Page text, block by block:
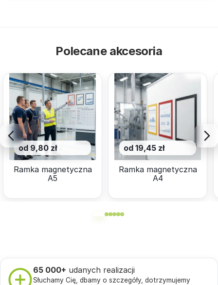
Polecane akcesoria
od 9,80 zł
Ramka magnetyczna
A5
od 19,45 zł
Ramka magnetyczna
A4
65 000+ udanych realizacji
Słuchamy Cię, dbamy o szczegóły, dotrzymujemy